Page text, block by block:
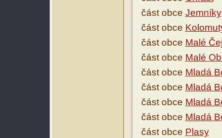
část obce Jemníky
část obce
část obce Malé
část obce Malé
část obce Mladá
část obce Mladá
část obce Mladá
část obce Mladá
část obce Plasy